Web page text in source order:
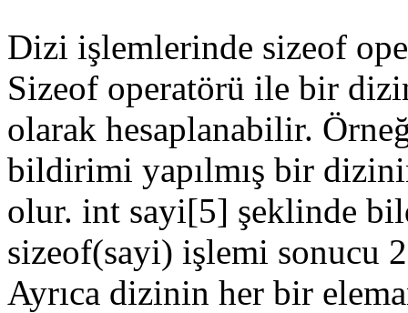
Dizi işlemlerinde sizeof
Sizeof operatörü ile bir
olarak hesaplanabilir.
bildirimi yapılmış bir
olur. int sayi[5] şeklinde
sizeof(sayi) işlemi sonucu
Ayrıca dizinin her bir